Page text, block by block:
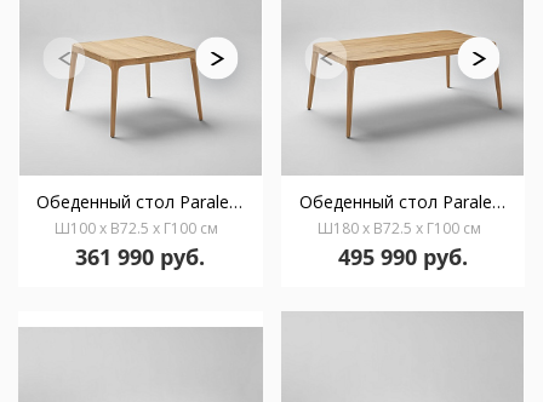
Обеденный стол Paralel 100 x 100 см
Ш100 x В72.5 x Г100 см
361 990 руб.
Обеденный стол Paralel 180 x 100 см
Ш180 x В72.5 x Г100 см
495 990 руб.